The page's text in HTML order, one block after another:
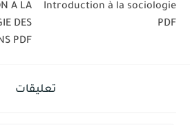
Introduction à la sociologie
PDF
A LA
DES
PDF
تعليقات